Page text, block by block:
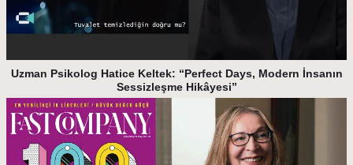
Uzman Psikolog Hatice Keltek: “Perfect Days, Modern İnsanın
Sessizleşme Hikâyesi”